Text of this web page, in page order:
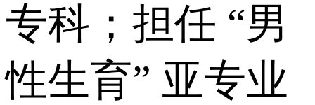
专科；担任 “男
性生育” 亚专业